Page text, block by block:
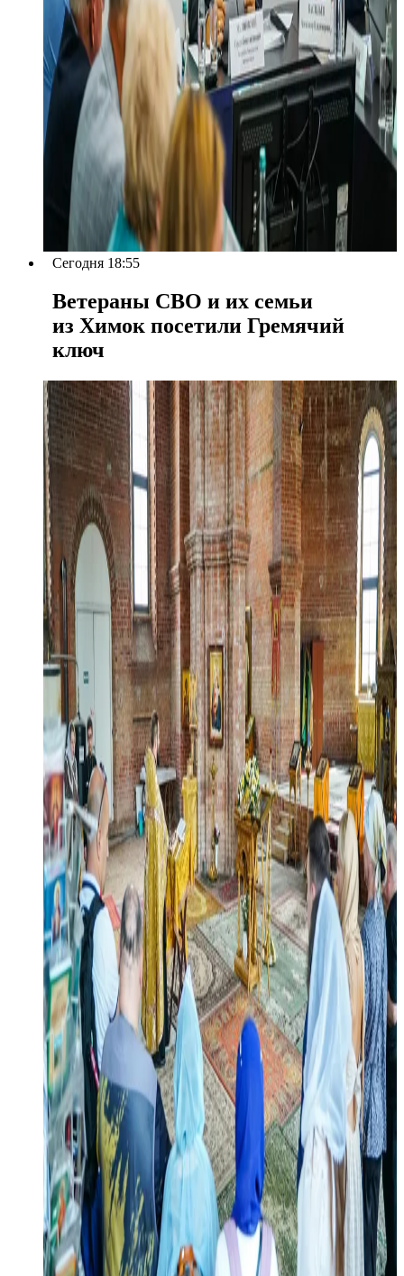
Сегодня 18:55
Ветераны СВО и их семьи
из Химок посетили Гремячий
ключ